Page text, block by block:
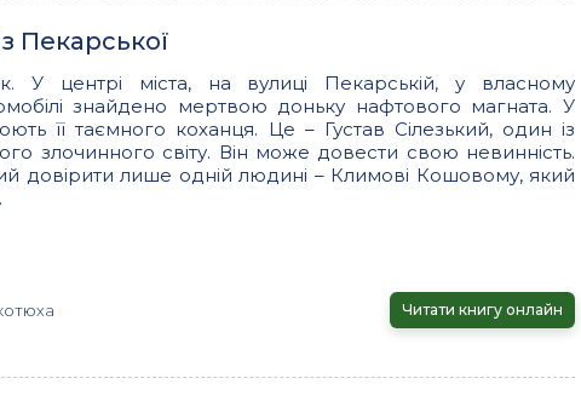
Пекарської
У центрі міста, на вулиці Пекарській, у власному
знайдено мертвою доньку нафтового магната. У
її таємного коханця. Це – Густав Сілезький, один із
злочинного світу. Він може довести свою невинність.
довірити лише одній людині – Климові Кошовому, який
Читати книгу онлайн